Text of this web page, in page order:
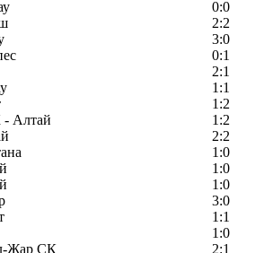
0:0
2:2
3:0
0:1
2:1
1:1
1:2
Алтай
1:2
2:2
1:0
1:0
1:0
3:0
1:1
1:0
Жар СК
2:1